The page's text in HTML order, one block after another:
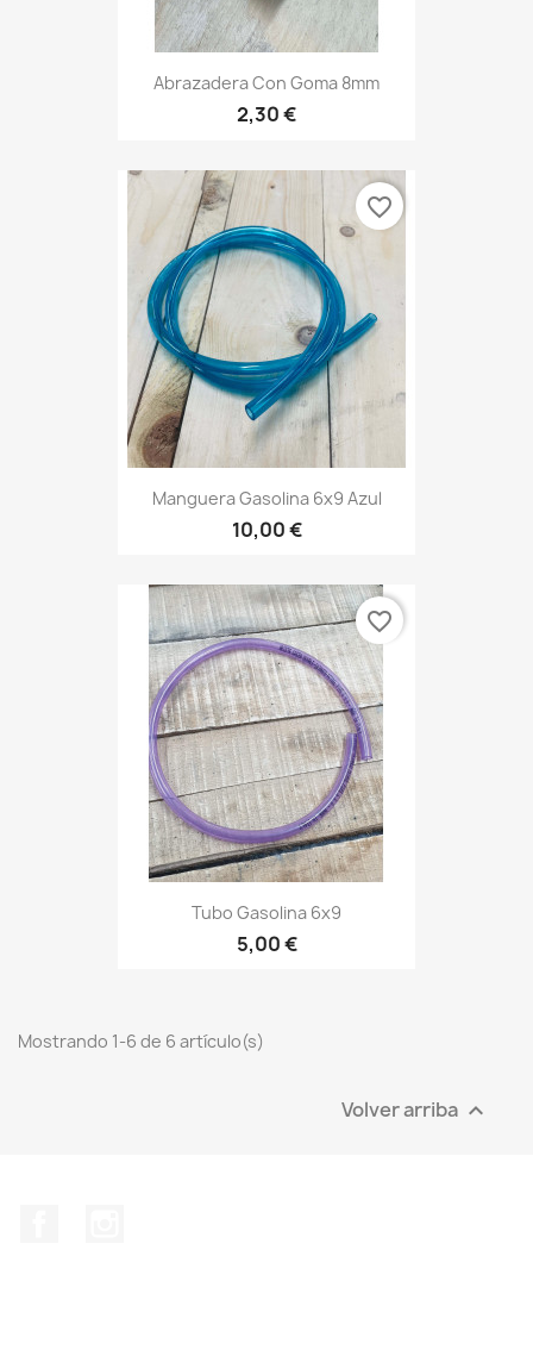
Abrazadera Con Goma 8mm
2,30 €
Manguera Gasolina 6x9 Azul
10,00 €
favorite_border
Tubo Gasolina 6x9
5,00 €
favorite_border
Mostrando 1-6 de 6 artículo(s)
Volver arriba 